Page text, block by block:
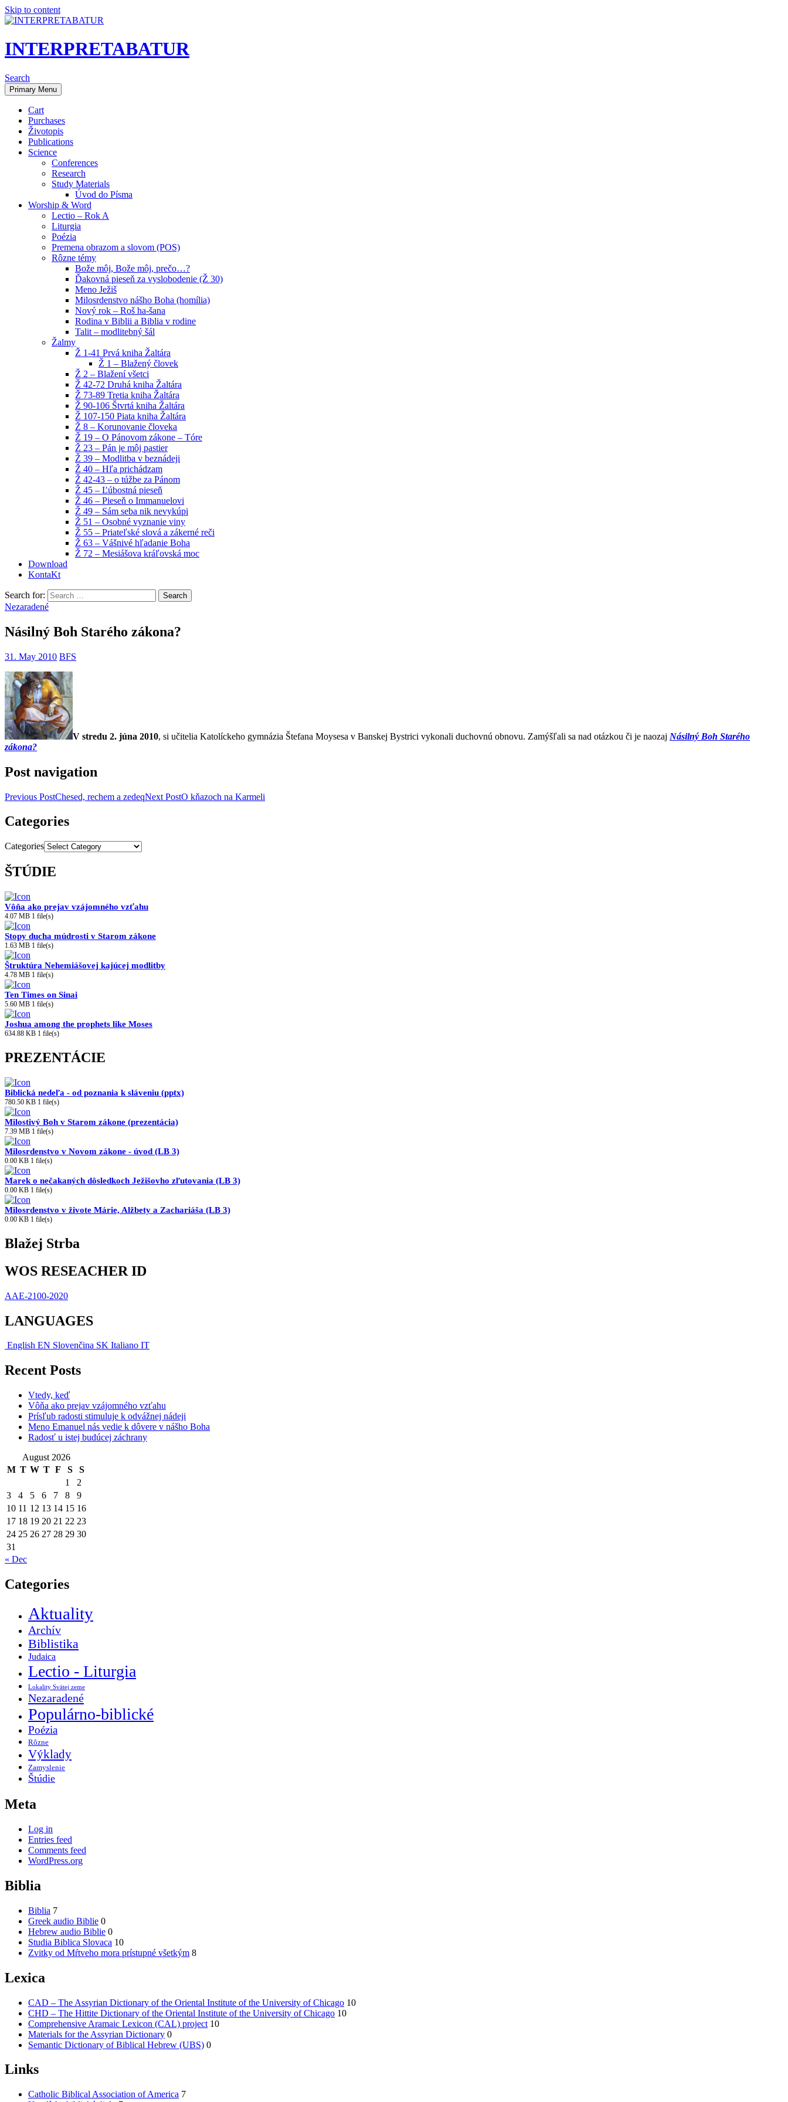
Skip to content
INTERPRETABATUR
Search
Primary Menu
Cart
Purchases
Životopis
Publications
Science
Conferences
Research
Study Materials
Úvod do Písma
Worship & Word
Lectio – Rok A
Liturgia
Poézia
Premena obrazom a slovom (POS)
Rôzne témy
Bože môj, Bože môj, prečo…?
Ďakovná pieseň za vyslobodenie (Ž 30)
Meno Ježiš
Milosrdenstvo nášho Boha (homília)
Nový rok – Roš ha-šana
Rodina v Biblii a Biblia v rodine
Talit – modlitebný šál
Žalmy
Ž 1-41 Prvá kniha Žaltára
Ž 1 – Blažený človek
Ž 2 – Blažení všetci
Ž 42-72 Druhá kniha Žaltára
Ž 73-89 Tretia kniha Žaltára
Ž 90-106 Štvrtá kniha Žaltára
Ž 107-150 Piata kniha Žaltára
Ž 8 – Korunovanie človeka
Ž 19 – O Pánovom zákone – Tóre
Ž 23 – Pán je môj pastier
Ž 39 – Modlitba v beznádeji
Ž 40 – Hľa prichádzam
Ž 42-43 – o túžbe za Pánom
Ž 45 – Ľúbostná pieseň
Ž 46 – Pieseň o Immanuelovi
Ž 49 – Sám seba nik nevykúpi
Ž 51 – Osobné vyznanie viny
Ž 55 – Priateľské slová a zákerné reči
Ž 63 – Vášnivé hľadanie Boha
Ž 72 – Mesiášova kráľovská moc
Download
KontaKt
Search for:
Nezaradené
Násilný Boh Starého zákona?
31. May 2010 BFS
V stredu 2. júna 2010, si učitelia Katolíckeho gymnázia Štefana Moysesa v Banskej Bystrici vykonali duchovnú obnovu. Zamýšľali sa nad otázkou či je naozaj Násilný Boh Starého
zákona?
Post navigation
Previous PostChesed, rechem a zedeqNext PostO kňazoch na Karmeli
Categories
Categories
ŠTÚDIE
Vôňa ako prejav vzájomného vzťahu
4.07 MB 1 file(s)
Stopy ducha múdrosti v Starom zákone
1.63 MB 1 file(s)
Štruktúra Nehemiášovej kajúcej modlitby
4.78 MB 1 file(s)
Ten Times on Sinai
5.60 MB 1 file(s)
Joshua among the prophets like Moses
634.88 KB 1 file(s)
PREZENTÁCIE
Biblická nedeľa - od poznania k sláveniu (pptx)
780.50 KB 1 file(s)
Milostivý Boh v Starom zákone (prezentácia)
7.39 MB 1 file(s)
Milosrdenstvo v Novom zákone - úvod (LB 3)
0.00 KB 1 file(s)
Marek o nečakaných dôsledkoch Ježišovho zľutovania (LB 3)
0.00 KB 1 file(s)
Milosrdenstvo v živote Márie, Alžbety a Zachariáša (LB 3)
0.00 KB 1 file(s)
Blažej Strba
WOS RESEACHER ID
AAE-2100-2020
LANGUAGES
English EN Slovenčina SK Italiano IT
Recent Posts
Vtedy, keď
Vôňa ako prejav vzájomného vzťahu
Prísľub radosti stimuluje k odvážnej nádeji
Meno Emanuel nás vedie k dôvere v nášho Boha
Radosť u istej budúcej záchrany
August 2026
M T W T F S
S
1
2
3
4 5 6 7 8
9
10 11 12 13 14 15 16
17 18 19 20 21 22 23
24 25 26 27 28 29 30
31
« Dec
Categories
Aktuality
Archív
Biblistika
Judaica
Lectio - Liturgia
Lokality Svätej zeme
Nezaradené
Populárno-biblické
Poézia
Rôzne
Výklady
Zamyslenie
Štúdie
Meta
Log in
Entries feed
Comments feed
WordPress.org
Biblia
Biblia 7
Greek audio Biblie 0
Hebrew audio Biblie 0
Studia Biblica Slovaca 10
Zvitky od Mŕtveho mora prístupné všetkým 8
Lexica
CAD – The Assyrian Dictionary of the Oriental Institute of the University of Chicago 10
CHD – The Hittite Dictionary of the Oriental Institute of the University of Chicago 10
Comprehensive Aramaic Lexicon (CAL) project 10
Materials for the Assyrian Dictionary 0
Semantic Dictionary of Biblical Hebrew (UBS) 0
Links
Catholic Biblical Association of America 7